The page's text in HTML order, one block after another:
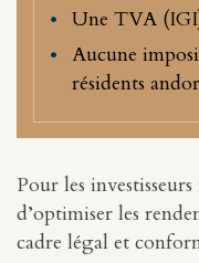
Une TVA
Aucune
résidents
Pour les
d’optimiser les
cadre légal et